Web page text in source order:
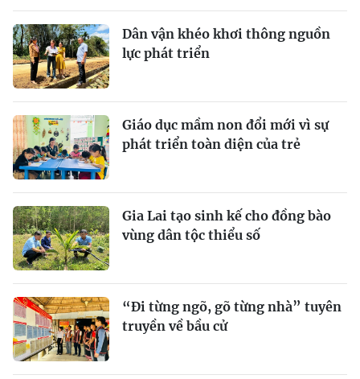
Dân vận khéo khơi thông nguồn
lực phát triển
Giáo dục mầm non đổi mới vì sự
phát triển toàn diện của trẻ
Gia Lai tạo sinh kế cho đồng bào
vùng dân tộc thiểu số
“Ði từng ngõ, gõ từng nhà” tuyên
truyền về bầu cử